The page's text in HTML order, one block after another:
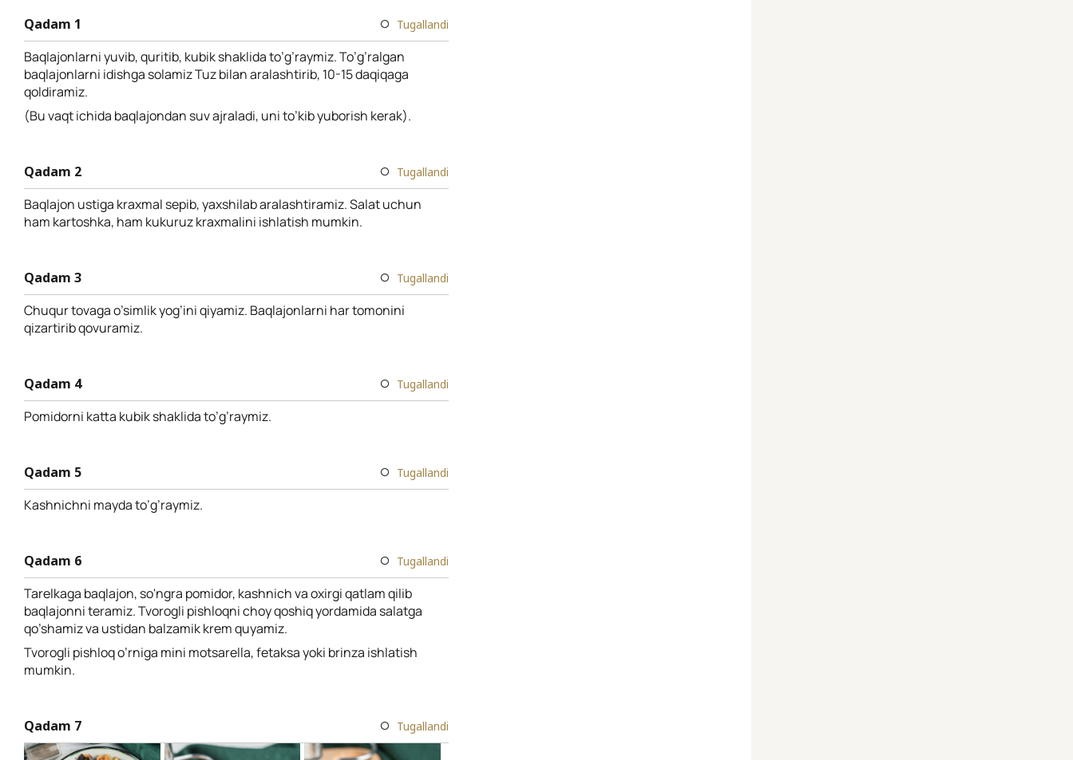
Qadam 1 Tugallandi
Baqlajonlarni yuvib, quritib, kubik shaklida to’g’raymiz. To’g’ralgan
baqlajonlarni idishga solamiz Tuz bilan aralashtirib, 10-15 daqiqaga
qoldiramiz.
(Bu vaqt ichida baqlajondan suv ajraladi, uni to’kib yuborish kerak).
Qadam 2 Tugallandi
Baqlajon ustiga kraxmal sepib, yaxshilab aralashtiramiz. Salat uchun
ham kartoshka, ham kukuruz kraxmalini ishlatish mumkin.
Qadam 3 Tugallandi
Chuqur tovaga o’simlik yog’ini qiyamiz. Baqlajonlarni har tomonini
qizartirib qovuramiz.
Qadam 4 Tugallandi
Pomidorni katta kubik shaklida to’g’raymiz.
Qadam 5 Tugallandi
Kashnichni mayda to’g’raymiz.
Qadam 6 Tugallandi
Tarelkaga baqlajon, so'ngra pomidor, kashnich va oxirgi qatlam qilib
baqlajonni teramiz. Tvorogli pishloqni choy qoshiq yordamida salatga
qo’shamiz va ustidan balzamik krem quyamiz.
Tvorogli pishloq o’rniga mini motsarella, fetaksa yoki brinza ishlatish
mumkin.
Qadam 7 Tugallandi